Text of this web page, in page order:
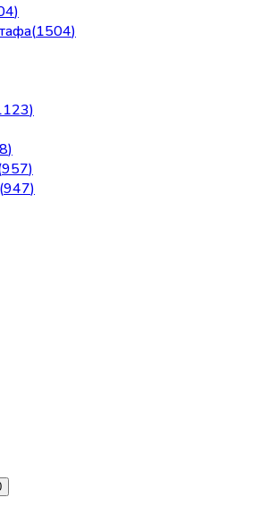
)
(1504)
)
)
957)
(947)